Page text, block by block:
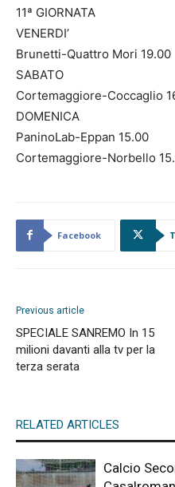
11ª GIORNATA
VENERDI’
Brunetti-Quattro Mori 19.00
SABATO
Cortemaggiore-Coccaglio
DOMENICA
PaninoLab-Eppan 15.00
Cortemaggiore-Norbello
Facebook
Previous article
SPECIALE SANREMO In 15
milioni davanti alla tv per la
terza serata
RELATED ARTICLES
Calcio